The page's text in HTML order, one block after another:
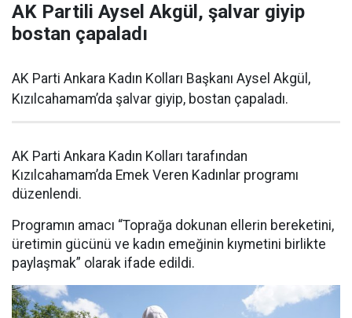
AK Partili Aysel Akgül, şalvar giyip
bostan çapaladı
AK Parti Ankara Kadın Kolları Başkanı Aysel Akgül,
Kızılcahamam’da şalvar giyip, bostan çapaladı.
AK Parti Ankara Kadın Kolları tarafından
Kızılcahamam’da Emek Veren Kadınlar programı
düzenlendi.
Programın amacı “Toprağa dokunan ellerin bereketini,
üretimin gücünü ve kadın emeğinin kıymetini birlikte
paylaşmak” olarak ifade edildi.